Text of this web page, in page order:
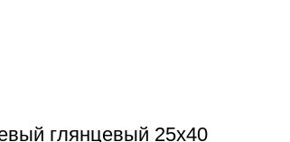
глянцевый 25х40